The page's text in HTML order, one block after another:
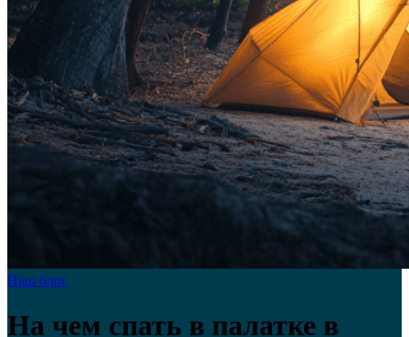
Наш блог
На чем спать в палатке в